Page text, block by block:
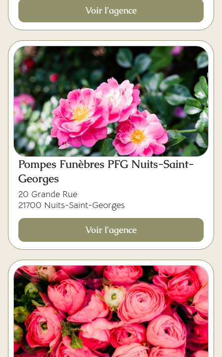
Voir l'agence
Pompes Funèbres PFG Nuits-Saint-
Georges
20 Grande Rue
21700 Nuits-Saint-Georges
Voir l'agence